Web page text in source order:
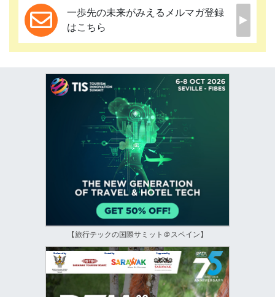
一歩先の未来がみえるメルマガ登録
はこちら
【旅行テックの国際サミット＠スペイン】